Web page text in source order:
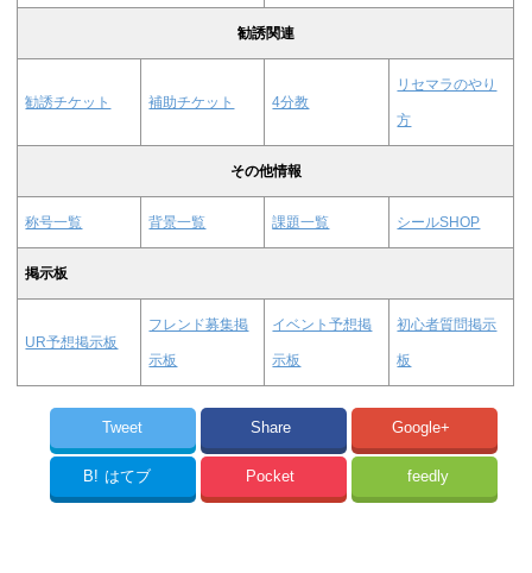
勧誘関連
勧誘チケット 補助チケット 4分教
リセマラのやり
方
その他情報
称号一覧 背景一覧 課題一覧 シールSHOP
掲示板
UR予想掲示板
フレンド募集掲
示板
イベント予想掲
示板
初心者質問掲示
板
Tweet Share Google+
B! はてブ Pocket feedly